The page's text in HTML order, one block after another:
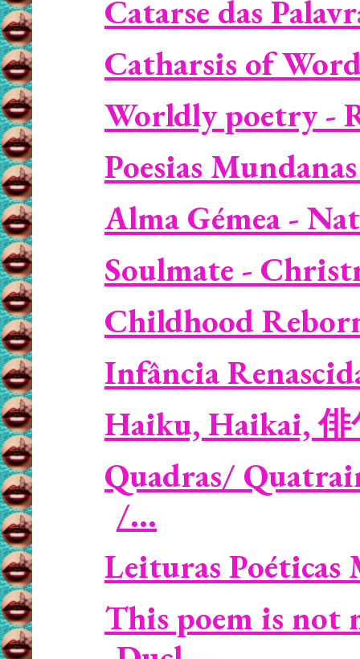
Catarse das
Catharsis of
Worldly poetry -
Poesias
Alma Gémea -
Soulmate -
Childhood
Infância
Haiku, Haikai,
Quadras/
/...
Leituras Poéticas
This poem is not